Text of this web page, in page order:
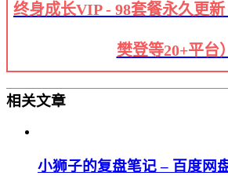
终身成长VIP - 98套餐永久更
樊登等20+平台）
相关文章
小狮子的复盘笔记 – 百度网